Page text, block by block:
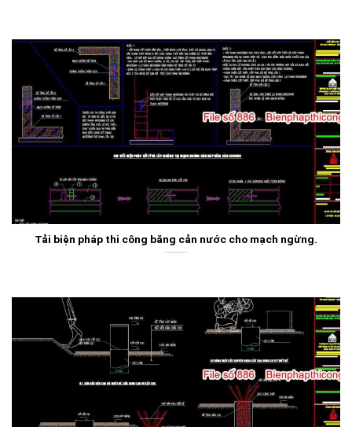
Tải biện pháp thi công băng cản nước cho mạch ngừng.